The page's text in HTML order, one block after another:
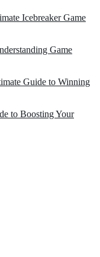
Icebreaker Game
Game
Guide to Winning
to Boosting Your